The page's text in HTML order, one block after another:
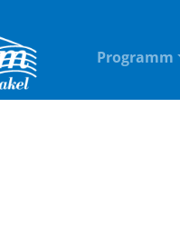
Programm